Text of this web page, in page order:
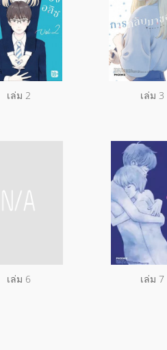
เล่ม 2 เล่ม 3
เล่ม 6 เล่ม 7